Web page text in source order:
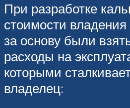
При разработке
стоимости
за основу были
расходы на
которыми
владелец: